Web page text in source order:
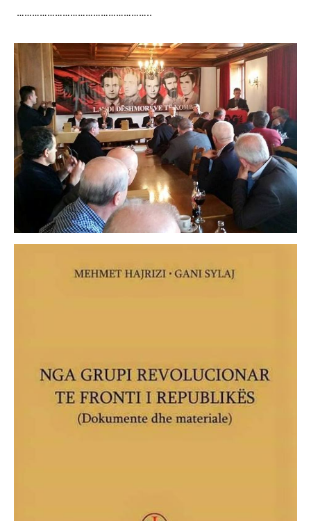
……………………………………………..